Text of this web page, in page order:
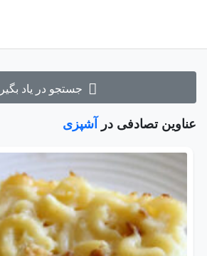
جستجو در یاد بگیر
عناوین تصادفی در آشپزی